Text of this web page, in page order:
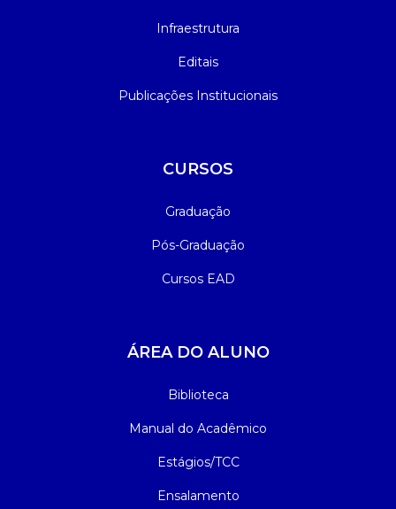
Infraestrutura
Editais
Publicações Institucionais
CURSOS
Graduação
Pós-Graduação
Cursos EAD
ÁREA DO ALUNO
Biblioteca
Manual do Acadêmico
Estágios/TCC
Ensalamento